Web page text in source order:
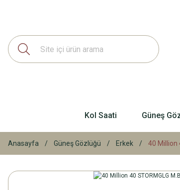
Kol Saati Güneş
Anasayfa Güneş Gözlüğü Erkek 40 Million